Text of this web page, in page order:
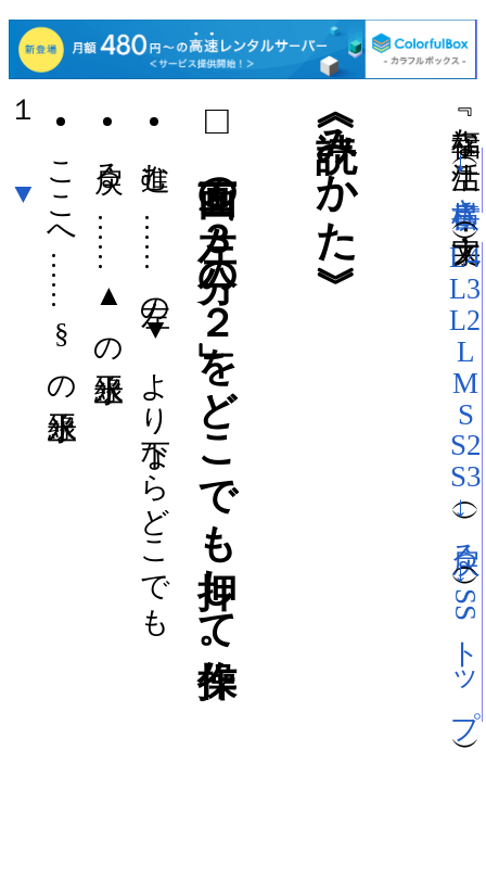
『 幸福な生活 』（
→横書き
）（文字大：
L4
L3
L2
L
M
S
S2
S3
→戻る
→SSトップ
《読みかた》
□ 画面の「左３分の２」をどこでも押して操作。
進む …… 左の▼ より下ならどこでも
戻る …… ▲ の水平線上
ここへ …… § の水平線上
１
▼